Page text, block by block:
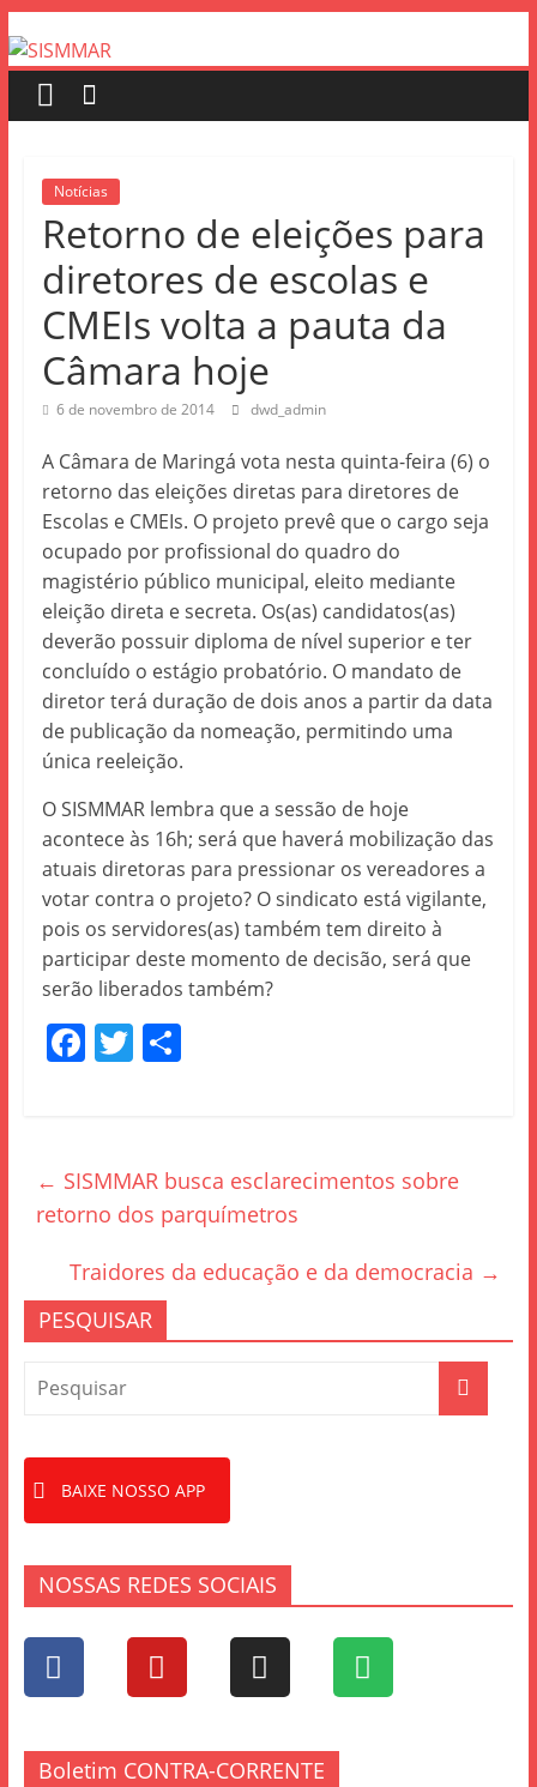
Notícias
Retorno de eleições para
diretores de escolas e
CMEIs volta a pauta da
Câmara hoje
6 de novembro de 2014 dwd_admin
A Câmara de Maringá vota nesta quinta-feira (6) o
retorno das eleições diretas para diretores de
Escolas e CMEIs. O projeto prevê que o cargo seja
ocupado por profissional do quadro do
magistério público municipal, eleito mediante
eleição direta e secreta. Os(as) candidatos(as)
deverão possuir diploma de nível superior e ter
concluído o estágio probatório. O mandato de
diretor terá duração de dois anos a partir da data
de publicação da nomeação, permitindo uma
única reeleição.
O SISMMAR lembra que a sessão de hoje
acontece às 16h; será que haverá mobilização das
atuais diretoras para pressionar os vereadores a
votar contra o projeto? O sindicato está vigilante,
pois os servidores(as) também tem direito à
participar deste momento de decisão, será que
serão liberados também?
F
b
o
o
k
T S
← SISMMAR busca esclarecimentos sobre
retorno dos parquímetros
Traidores da educação e da democracia →
PESQUISAR
BAIXE NOSSO APP
NOSSAS REDES SOCIAIS
Boletim CONTRA-CORRENTE